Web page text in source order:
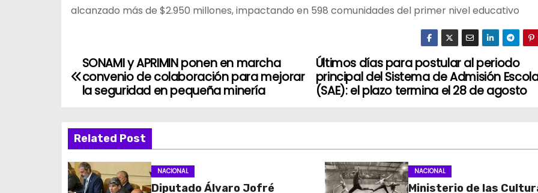
alcanzado más de $2.950 millones, impactando en 598 comunidades del primer nivel educativo
N
e
g
Últimos días para postular al periodo
principal del Sistema de Admisión
(SAE): el plazo termina el 28 de agosto
SONAMI y APRIMIN ponen en marcha
convenio de colaboración para mejorar
la seguridad en pequeña minería
Related Post
NACIONAL
Diputado Álvaro Jofré
NACIONAL
Ministerio de las